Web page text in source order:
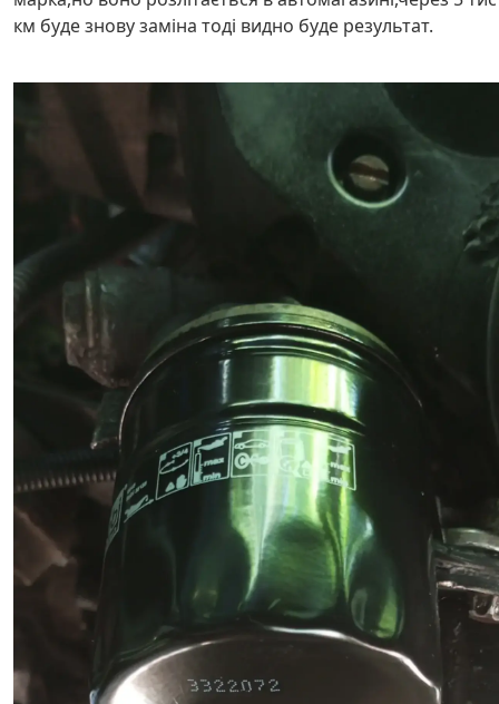
км буде знову заміна тоді видно буде результат.